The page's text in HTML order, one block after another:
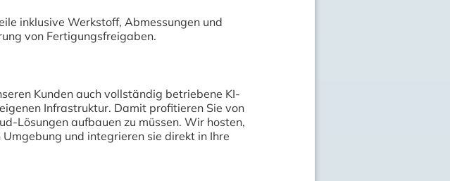
inklusive Werkstoff, Abmessungen und
von Fertigungsfreigaben.
Kunden auch vollständig betriebene KI-
Infrastruktur. Damit profitieren Sie von
Lösungen aufbauen zu müssen. Wir hosten,
und integrieren sie direkt in Ihre